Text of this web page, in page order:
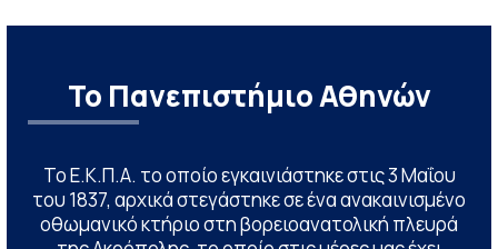
Το Πανεπιστήμιο Αθηνών
Το Ε.Κ.Π.Α. το οποίο εγκαινιάστηκε στις 3 Μαΐου
του 1837, αρχικά στεγάστηκε σε ένα ανακαινισμένο
οθωμανικό κτήριο στη βορειοανατολική πλευρά